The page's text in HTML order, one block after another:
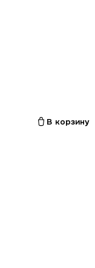
В корзину